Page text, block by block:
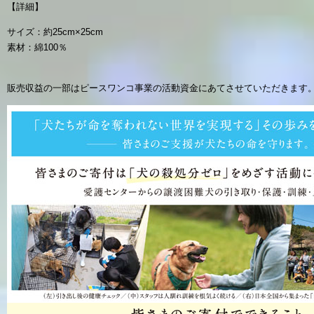
【詳細】
サイズ：約25cm×25cm
素材：綿100％
販売収益の一部はピースワンコ事業の活動資金にあてさせていただきます